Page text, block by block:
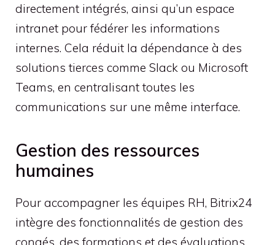
directement intégrés, ainsi qu’un espace
intranet pour fédérer les informations
internes. Cela réduit la dépendance à des
solutions tierces comme Slack ou Microsoft
Teams, en centralisant toutes les
communications sur une même interface.
Gestion des ressources
humaines
Pour accompagner les équipes RH, Bitrix24
intègre des fonctionnalités de gestion des
congés, des formations et des évaluations.